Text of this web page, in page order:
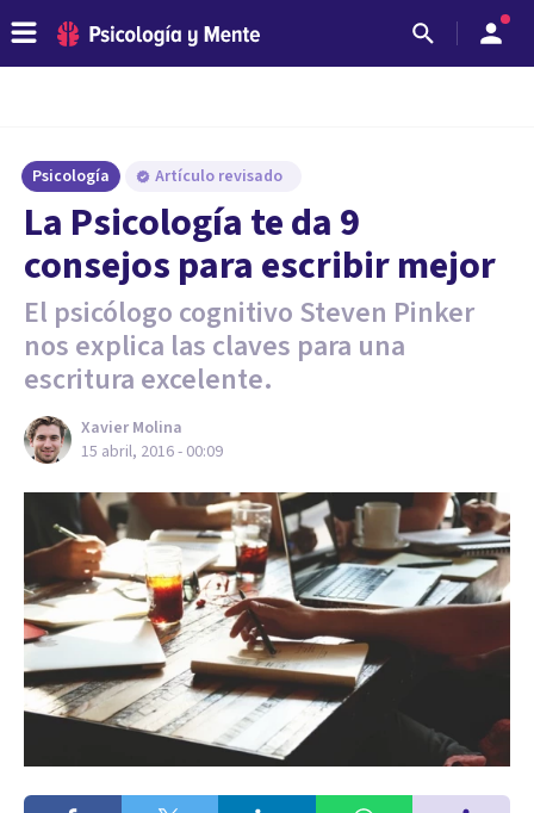
Psicología Artículo revisado
La Psicología te da 9
consejos para escribir mejor
El psicólogo cognitivo Steven Pinker
nos explica las claves para una
escritura excelente.
Xavier Molina
15 abril, 2016 - 00:09